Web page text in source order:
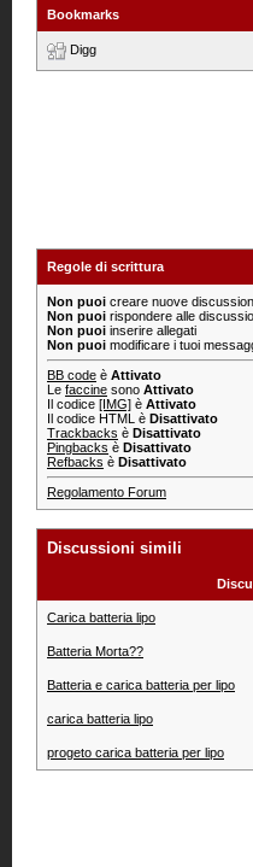
Bookmarks
Digg
Regole di scrittura
Non puoi creare nuove
Non puoi rispondere alle
Non puoi inserire allegati
Non puoi modificare i tuoi
BB code è Attivato
Le faccine sono Attivato
Il codice [IMG] è Attivato
Il codice HTML è Disattivato
Trackbacks è Disattivato
Pingbacks è Disattivato
Refbacks è Disattivato
Regolamento Forum
Discussioni simili
Carica batteria lipo
Batteria Morta??
Batteria e carica batteria per lipo
carica batteria lipo
progeto carica batteria per lipo